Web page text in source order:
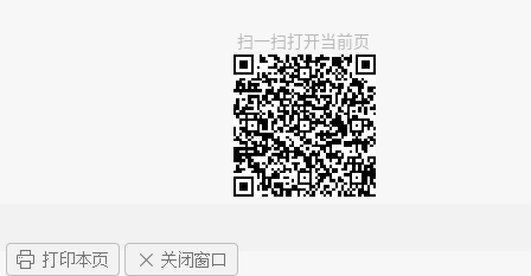
扫一扫打开当前页